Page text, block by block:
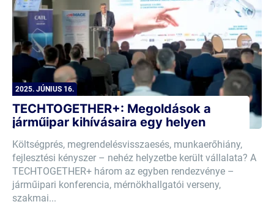
2025. JÚNIUS 16.
TECHTOGETHER+: Megoldások a
járműipar kihívásaira egy helyen
Költségprés, megrendelésvisszaesés, munkaerőhiány,
fejlesztési kényszer – nehéz helyzetbe került vállalata? A
TECHTOGETHER+ három az egyben rendezvénye –
járműipari konferencia, mérnökhallgatói verseny,
szakmai...